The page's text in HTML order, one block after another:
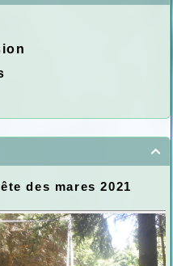

des mares 2021